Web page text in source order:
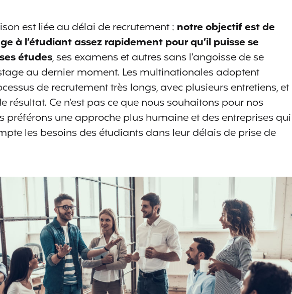
est liée au délai de recrutement : notre objectif est de
à l’étudiant assez rapidement pour qu’il puisse se
études, ses examens et autres sans l’angoisse de se
au dernier moment. Les multinationales adoptent
de recrutement très longs, avec plusieurs entretiens, et
résultat. Ce n’est pas ce que nous souhaitons pour nos
préférons une approche plus humaine et des entreprises qui
les besoins des étudiants dans leur délais de prise de